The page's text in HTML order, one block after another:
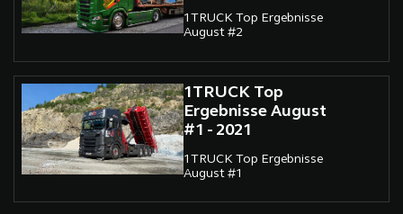
1TRUCK Top Ergebnisse
August #2
1TRUCK Top
Ergebnisse August
#1 - 2021
1TRUCK Top Ergebnisse
August #1